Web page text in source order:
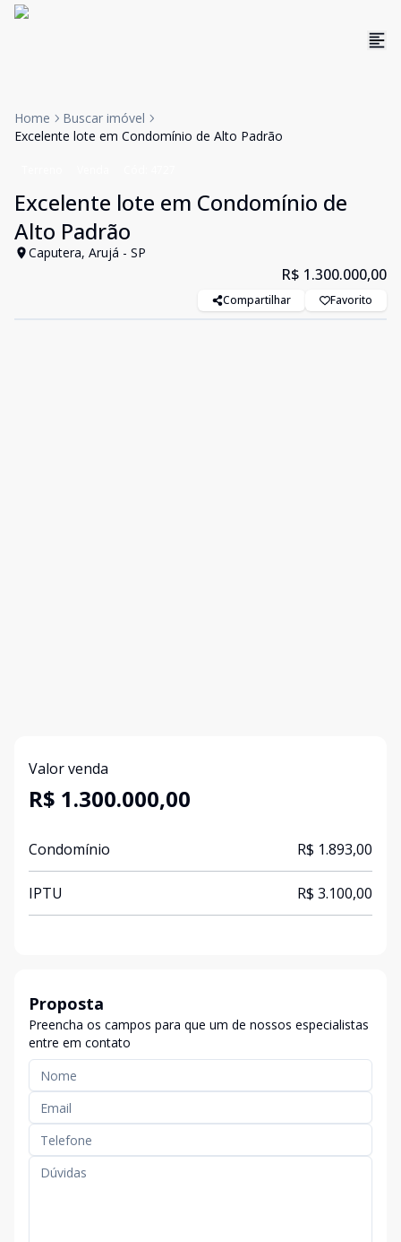
Home
Buscar imóvel
Excelente lote em Condomínio de Alto Padrão
Excelente lote em Condomínio de
Alto Padrão
Caputera, Arujá - SP
R$ 1.300.000,00
Compartilhar Favorito
Valor venda
R$ 1.300.000,00
Condomínio R$ 1.893,00
IPTU R$ 3.100,00
Proposta
Preencha os campos para que um de nossos especialistas
entre em contato